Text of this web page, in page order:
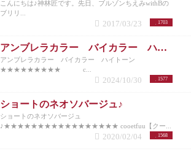
こんにちは♪神林匠です。先日、ブルゾンちえみwithBの
ブリリ...
1703
2017/03/23
アンブレラカラー バイカラー ハイトーン
アンブレラカラー バイカラー ハイトーン
★★★★★★★★★ c...
1577
2024/10/30
ショートのネオソバージュ♪
ショートのネオソバージュ
♪★★★★★★★★★★★★★★★★★ cooetfuu【クー...
1568
2020/02/04